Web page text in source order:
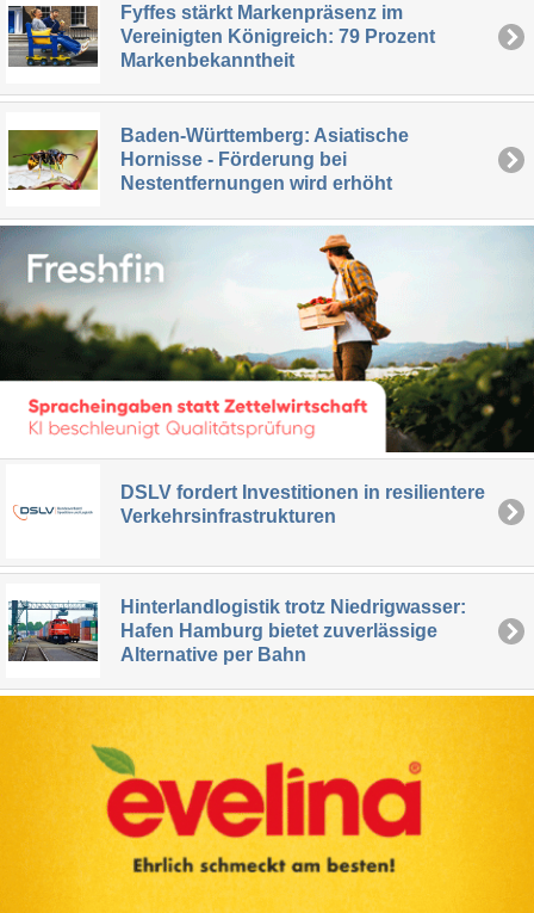
Fyffes stärkt Markenpräsenz im
Vereinigten Königreich: 79 Prozent
Markenbekanntheit
Baden-Württemberg: Asiatische
Hornisse - Förderung bei
Nestentfernungen wird erhöht
DSLV fordert Investitionen in resilientere
Verkehrsinfrastrukturen
Hinterlandlogistik trotz Niedrigwasser:
Hafen Hamburg bietet zuverlässige
Alternative per Bahn